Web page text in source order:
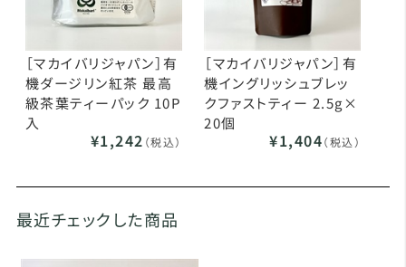
［マカイバリジャパン］有
機ダージリン紅茶 最高
級茶葉ティーパック 10P
入
¥1,242 （税込）
［マカイバリジャパン］有
機イングリッシュブレッ
クファストティー 2.5g×
20個
¥1,404（税込）
最近チェックした商品